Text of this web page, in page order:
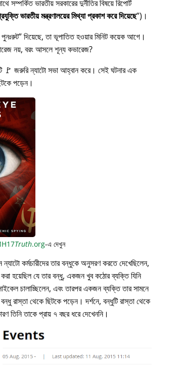
সম্পর্কিত ভারতীয় সরকারের দুর্নীতির বিষয়ে রিপোর্ট
ভারতীয় মন্ত্রণালয়ের মিথ্যা প্রকাশ করে দিয়েছে )।
দিয়েছে, তা ভূপাতিত হওয়ার মিনিট কয়েক আগে।
নয়, বরং আসলে শূন্য কভারেজ?
জরুরি ন্যাটো সভা আহ্বান করে। সেই ঘটনার এক
পড়েন।
Truth.org-এ দেখুন
কর্মচারীদের তার বন্ধুকে অনুসরণ করতে দেখেছিলেন,
হয়েছিল যে তার বন্ধু, একজন খুব কঠোর ব্যক্তি যিনি
চালাচ্ছিলেন, এবং তারপর একজন ব্যক্তি তার সামনে
রাস্তা থেকে ছিটকে পড়েন। দর্শনে, বন্ধুটি রাস্তা থেকে
তিনি তাকে প্রায় ৭ বছর ধরে দেখেননি।